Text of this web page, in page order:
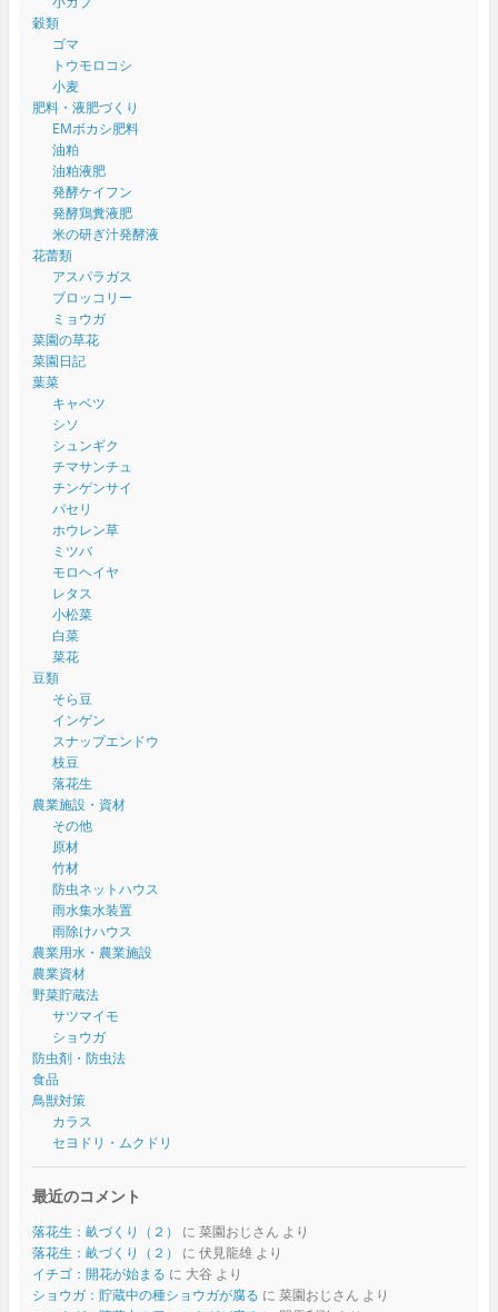
穀類
ゴマ
トウモロコシ
小麦
肥料・液肥づくり
EMボカシ肥料
油粕
油粕液肥
発酵ケイフン
発酵鶏糞液肥
米の研ぎ汁発酵液
花蕾類
アスパラガス
ブロッコリー
ミョウガ
菜園の草花
菜園日記
葉菜
キャベツ
シソ
シュンギク
チマサンチュ
チンゲンサイ
パセリ
ホウレン草
ミツバ
モロヘイヤ
レタス
小松菜
白菜
菜花
豆類
そら豆
インゲン
スナップエンドウ
枝豆
落花生
農業施設・資材
その他
原材
竹材
防虫ネットハウス
雨水集水装置
雨除けハウス
農業用水・農業施設
農業資材
野菜貯蔵法
サツマイモ
ショウガ
防虫剤・防虫法
食品
鳥獣対策
カラス
セヨドリ・ムクドリ
最近のコメント
落花生：畝づくり（２） に 菜園おじさん より
落花生：畝づくり（２）
に 伏見龍雄より
イチゴ：開花が始まる に 大谷 より
ショウガ：貯蔵中の種ショウガが腐る に 菜園おじさん より